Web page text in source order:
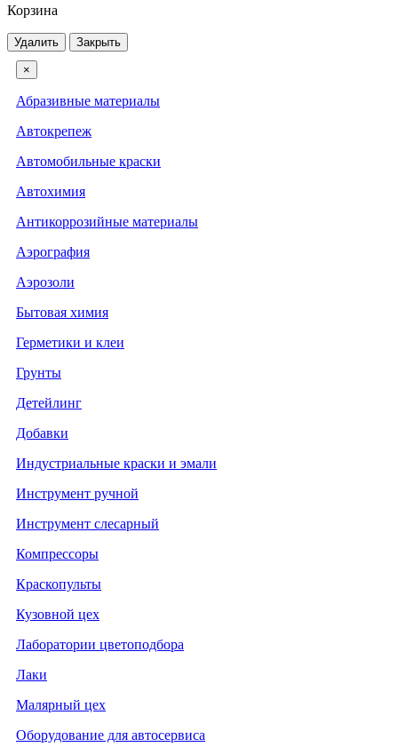
Корзина
Удалить Закрыть
×
Абразивные материалы
Автокрепеж
Автомобильные краски
Автохимия
Антикоррозийные материалы
Аэрография
Аэрозоли
Бытовая химия
Герметики и клеи
Грунты
Детейлинг
Добавки
Индустриальные краски и эмали
Инструмент ручной
Инструмент слесарный
Компрессоры
Краскопульты
Кузовной цех
Лаборатории цветоподбора
Лаки
Малярный цех
Оборудование для автосервиса